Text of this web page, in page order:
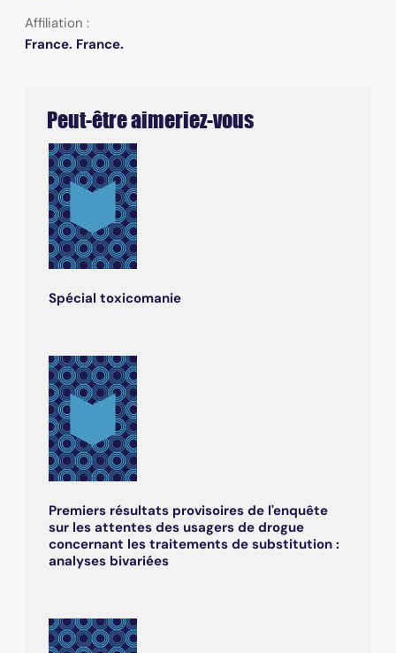
Affiliation :
France. France.
Peut-être aimeriez-vous
Spécial toxicomanie
Premiers résultats provisoires de l'enquête
sur les attentes des usagers de drogue
concernant les traitements de substitution :
analyses bivariées